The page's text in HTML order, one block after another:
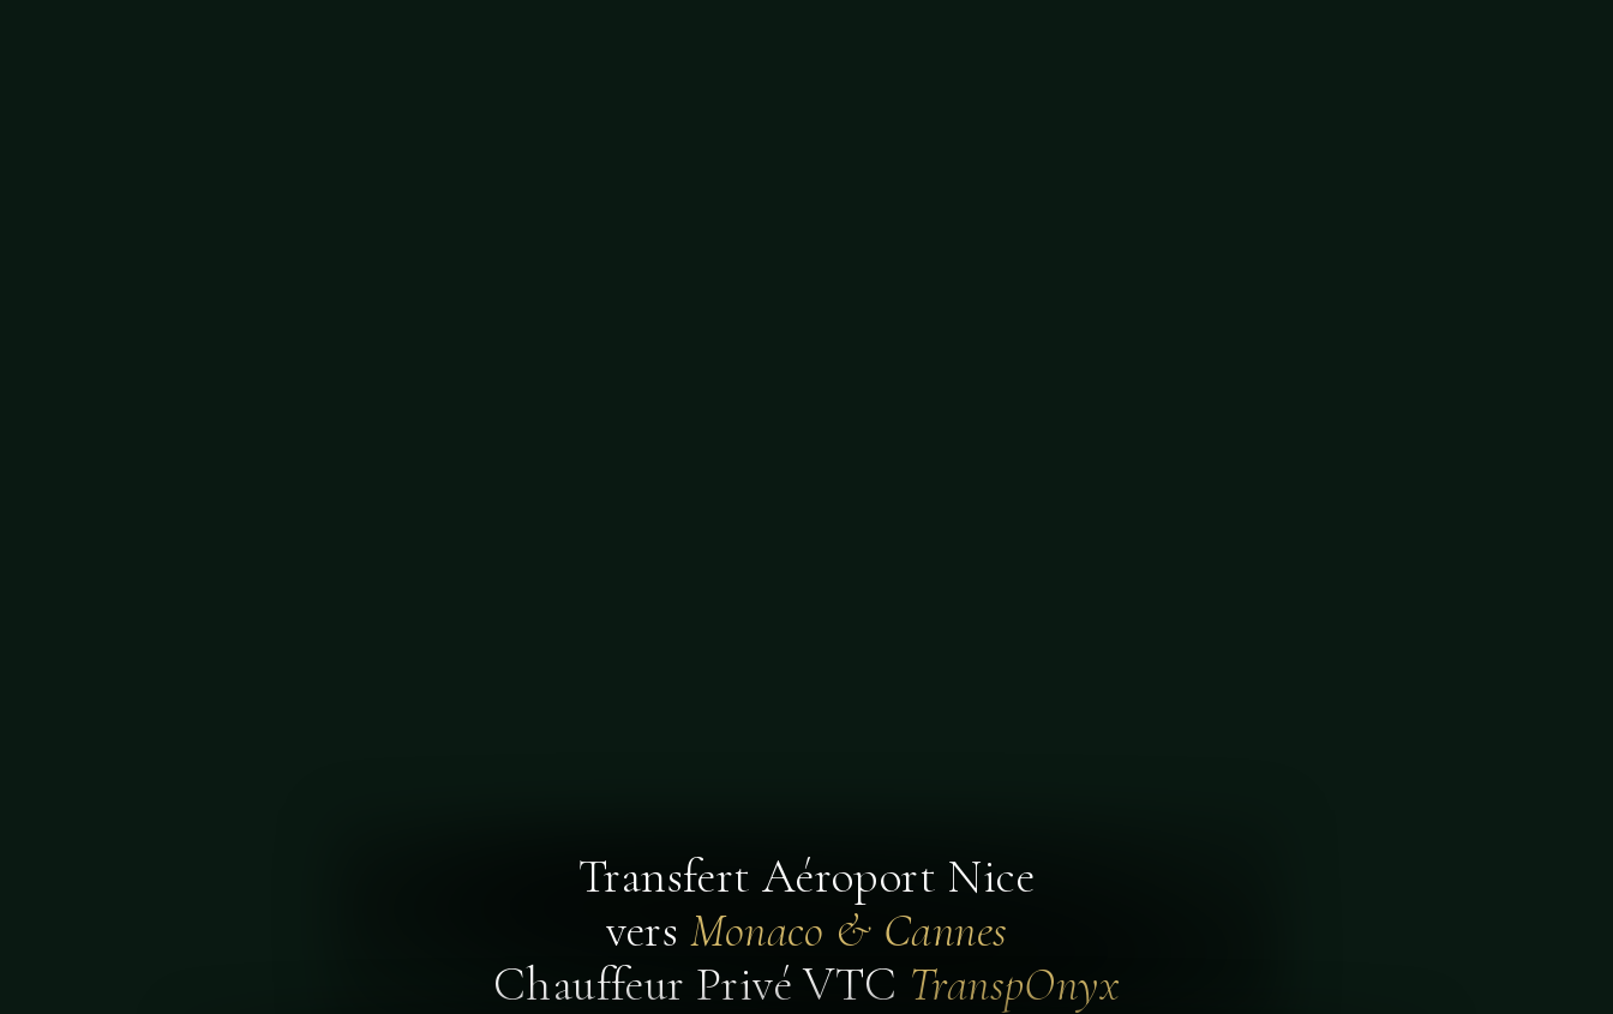
Transfert Aéroport Nice
vers Monaco & Cannes
Chauffeur Privé VTC TranspOnyx